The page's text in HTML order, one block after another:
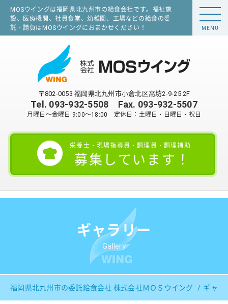
MOSウイングは福岡県北九州市の給食会社です。福祉施
設、医療機関、社員食堂、幼稚園、工場などの給食の委
託・請負はMOSウイングにおまかせください！
〒802-0053 福岡県北九州市小倉北区高坊2-9-25 2F
Tel. 093-932-5508 Fax. 093-932-5507
月曜日～金曜日 9:00～18:00 定休日：土曜日・日曜日・祝日
栄養士・現場指導員・調理員・調理補助
募集しています！
MENU
ギャラリー
Gallery
福岡県北九州市の委託給食会社 株式会社ＭＯＳウイング ギャラ